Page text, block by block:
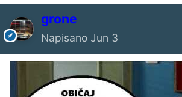
grone
Napisano Jun 3